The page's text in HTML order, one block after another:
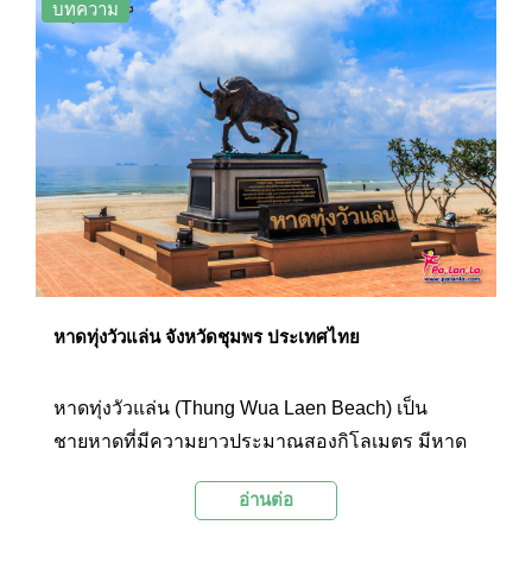
เพราะปะการังจะมีลักษณะแตกต่างไปจากบริเวณ
อื่นๆ โดยสามารถพบปะการังดำ และปะการังอ่อน อีก
ทั้งยังเป็นพื้นที่ที่มีถ้วยทะเล พรมทะเล ดอกไม้ทะเล
ขนาดใหญ่ที่สุดในอ่าวไทยอีกด้วย
บทความ
หาดทุ่งวัวแล่น จังหวัดชุมพร ประเทศไทย
หาดทุ่งวัวแล่น (Thung Wua Laen Beach) เป็น
ชายหาดที่มีความยาวประมาณสองกิโลเมตร มีหาด
มะพร้าว โดดเด่นด้วยรูปปั้นวัวกระทิงซึ่งเป็น
อ่านต่อ